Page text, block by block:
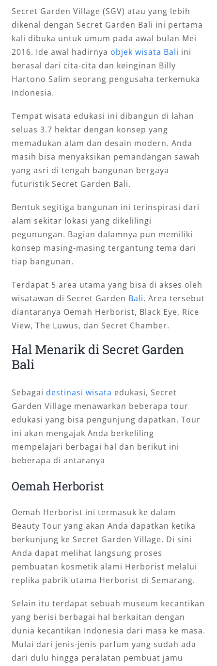
Secret Garden Village (SGV) atau yang lebih
dikenal dengan Secret Garden Bali ini pertama
kali dibuka untuk umum pada awal bulan Mei
2016. Ide awal hadirnya objek wisata Bali ini
berasal dari cita-cita dan keinginan Billy
Hartono Salim seorang pengusaha terkemuka
Indonesia.
Tempat wisata edukasi ini dibangun di lahan
seluas 3.7 hektar dengan konsep yang
memadukan alam dan desain modern. Anda
masih bisa menyaksikan pemandangan sawah
yang asri di tengah bangunan bergaya
futuristik Secret Garden Bali.
Bentuk segitiga bangunan ini terinspirasi dari
alam sekitar lokasi yang dikelilingi
pegunungan. Bagian dalamnya pun memiliki
konsep masing-masing tergantung tema dari
tiap bangunan.
Terdapat 5 area utama yang bisa di akses oleh
wisatawan di Secret Garden Bali. Area tersebut
diantaranya Oemah Herborist, Black Eye, Rice
View, The Luwus, dan Secret Chamber.
Hal Menarik di Secret Garden
Bali
Sebagai destinasi wisata edukasi, Secret
Garden Village menawarkan beberapa tour
edukasi yang bisa pengunjung dapatkan. Tour
ini akan mengajak Anda berkeliling
mempelajari berbagai hal dan berikut ini
beberapa di antaranya
Oemah Herborist
Oemah Herborist ini termasuk ke dalam
Beauty Tour yang akan Anda dapatkan ketika
berkunjung ke Secret Garden Village. Di sini
Anda dapat melihat langsung proses
pembuatan kosmetik alami Herborist melalui
replika pabrik utama Herborist di Semarang.
Selain itu terdapat sebuah museum kecantikan
yang berisi berbagai hal berkaitan dengan
dunia kecantikan Indonesia dari masa ke masa.
Mulai dari jenis-jenis parfum yang sudah ada
dari dulu hingga peralatan pembuat jamu